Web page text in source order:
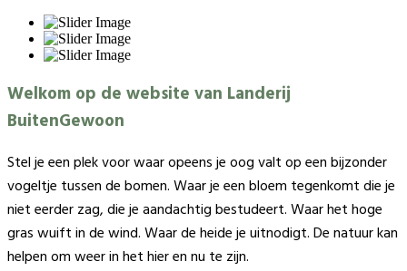
Welkom op de website van Landerij
BuitenGewoon
Stel je een plek voor waar opeens je oog valt op een bijzonder
vogeltje tussen de bomen. Waar je een bloem tegenkomt die je
niet eerder zag, die je aandachtig bestudeert. Waar het hoge
gras wuift in de wind. Waar de heide je uitnodigt. De natuur kan
helpen om weer in het hier en nu te zijn.